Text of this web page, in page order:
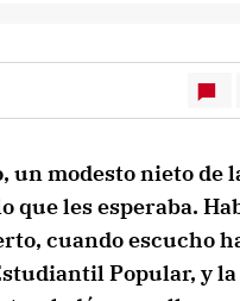
un modesto nieto de
que les esperaba.
cuando escucho
Popular, y